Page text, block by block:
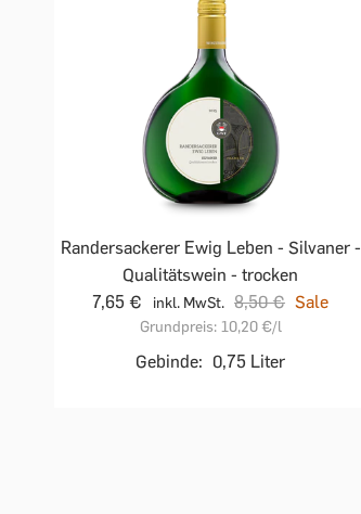
Randersackerer Ewig Leben - Silvaner -
Qualitätswein - trocken
7,65 €
inkl. MwSt. 8,50 € Sale
Grundpreis: 10,20 €/l
Gebinde: 0,75 Liter